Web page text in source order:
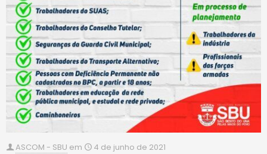
ASCOM - SBU em
4 de junho de 2021